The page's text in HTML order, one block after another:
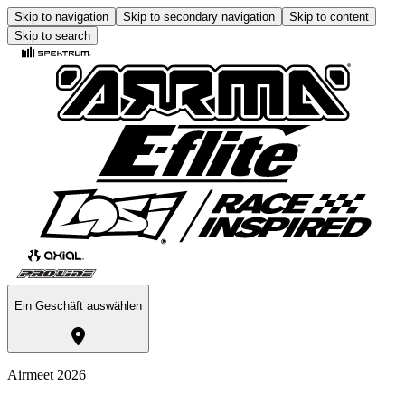
Skip to navigation Skip to secondary navigation
Skip to content
Skip to search
Ein Geschäft auswählen
Airmeet 2026